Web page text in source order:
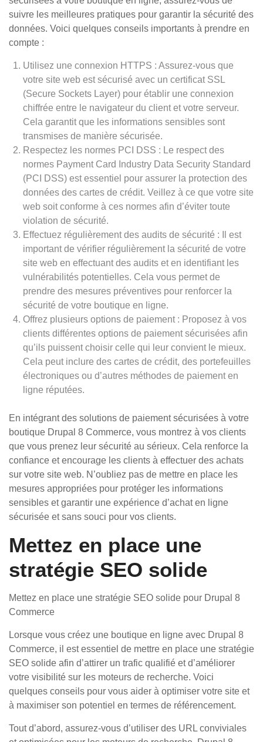
suivre les meilleures pratiques pour garantir la sécurité des
données. Voici quelques conseils importants à prendre en
compte :
Utilisez une connexion HTTPS : Assurez-vous que
votre site web est sécurisé avec un certificat SSL
(Secure Sockets Layer) pour établir une connexion
chiffrée entre le navigateur du client et votre serveur.
Cela garantit que les informations sensibles sont
transmises de manière sécurisée.
Respectez les normes PCI DSS : Le respect des
normes Payment Card Industry Data Security Standard
(PCI DSS) est essentiel pour assurer la protection des
données des cartes de crédit. Veillez à ce que votre site
web soit conforme à ces normes afin d’éviter toute
violation de sécurité.
Effectuez régulièrement des audits de sécurité : Il est
important de vérifier régulièrement la sécurité de votre
site web en effectuant des audits et en identifiant les
vulnérabilités potentielles. Cela vous permet de
prendre des mesures préventives pour renforcer la
sécurité de votre boutique en ligne.
Offrez plusieurs options de paiement : Proposez à vos
clients différentes options de paiement sécurisées afin
qu’ils puissent choisir celle qui leur convient le mieux.
Cela peut inclure des cartes de crédit, des portefeuilles
électroniques ou d’autres méthodes de paiement en
ligne réputées.
En intégrant des solutions de paiement sécurisées à votre
boutique Drupal 8 Commerce, vous montrez à vos clients
que vous prenez leur sécurité au sérieux. Cela renforce la
confiance et encourage les clients à effectuer des achats
sur votre site web. N’oubliez pas de mettre en place les
mesures appropriées pour protéger les informations
sensibles et garantir une expérience d’achat en ligne
sécurisée et sans souci pour vos clients.
Mettez en place une
stratégie SEO solide
Mettez en place une stratégie SEO solide pour Drupal 8
Commerce
Lorsque vous créez une boutique en ligne avec Drupal 8
Commerce, il est essentiel de mettre en place une stratégie
SEO solide afin d’attirer un trafic qualifié et d’améliorer
votre visibilité sur les moteurs de recherche. Voici
quelques conseils pour vous aider à optimiser votre site et
à maximiser son potentiel en termes de référencement.
Tout d’abord, assurez-vous d’utiliser des URL conviviales